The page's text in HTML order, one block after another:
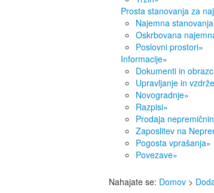
Prosta stanovanja za
Najemna stanovanja
Oskrbovana
Poslovni prostori»
Informacije»
Dokumenti in
Upravljanje in
Novogradnje»
Razpisi»
Prodaja nepremičnin
Zaposlitev na
Pogosta vprašanja»
Povezave»
Nahajate se: Domov >